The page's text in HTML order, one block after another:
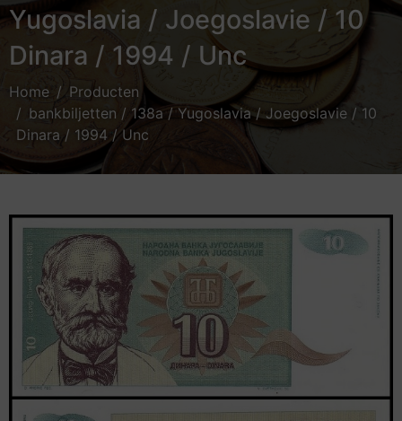
Yugoslavia / Joegoslavie / 10
Dinara / 1994 / Unc
Home
Producten
bankbiljetten / 138a / Yugoslavia / Joegoslavie / 10
Dinara / 1994 / Unc